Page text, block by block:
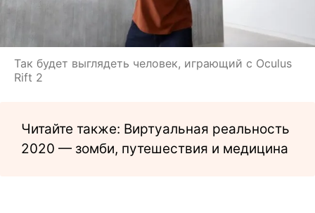
Так будет выглядеть человек, играющий с Oculus
Rift 2
Читайте также: Виртуальная реальность
2020 — зомби, путешествия и медицина